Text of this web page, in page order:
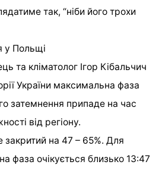
так, “ніби його трохи
у Польщі
та кліматолог Ігор Кібальчич
України максимальна фаза
затемнення припаде на час
від регіону.
закритий на 47 – 65%. Для
фаза очікується близько 13:47